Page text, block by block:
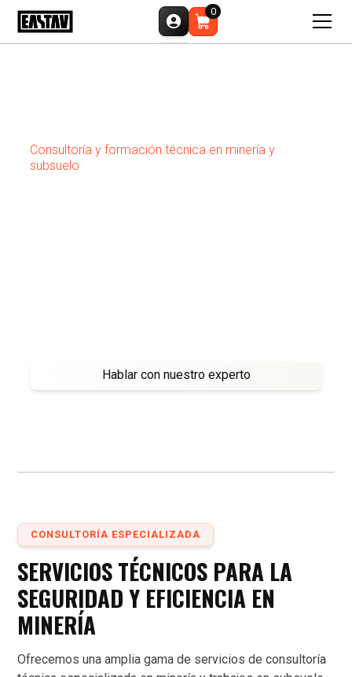
0
Consultoría y formación técnica en minería y
subsuelo
Hablar con nuestro experto
CONSULTORÍA ESPECIALIZADA
SERVICIOS TÉCNICOS PARA LA
SEGURIDAD Y EFICIENCIA EN
MINERÍA
Ofrecemos una amplia gama de servicios de consultoría